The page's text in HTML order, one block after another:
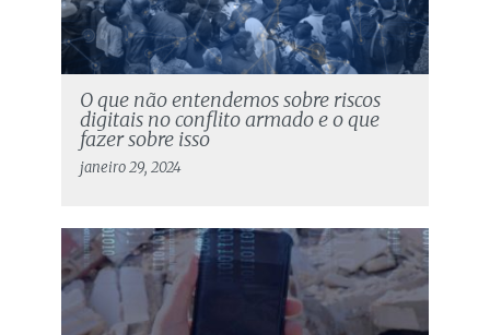
O que não entendemos sobre riscos
digitais no conflito armado e o que
fazer sobre isso
janeiro 29, 2024